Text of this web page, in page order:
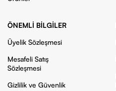
ÖNEMLI BILGILER
Üyelik Sözleşmesi
Mesafeli Satış
Sözleşmesi
Gizlilik ve Güvenlik